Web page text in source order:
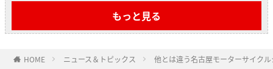
もっと見る
HOME ニュース＆トピックス 他とは違う名古屋モーターサイク